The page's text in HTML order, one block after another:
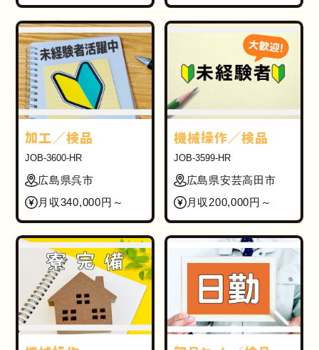
加工／検品
JOB-3600-HR
広島県呉市
月収340,000円～
機械操作／検品
JOB-3599-HR
広島県安芸高田市
月収200,000円～